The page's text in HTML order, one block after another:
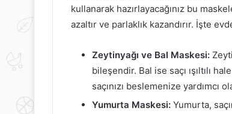
kullanarak hazırlayacağınız bu
azaltır ve parlaklık kazandırır. İşte
Zeytinyağı ve Bal Maskesi:
bileşendir. Bal ise saçı ışıltılı
saçınızı beslemenize yardımcı
Yumurta Maskesi: Yumurta,